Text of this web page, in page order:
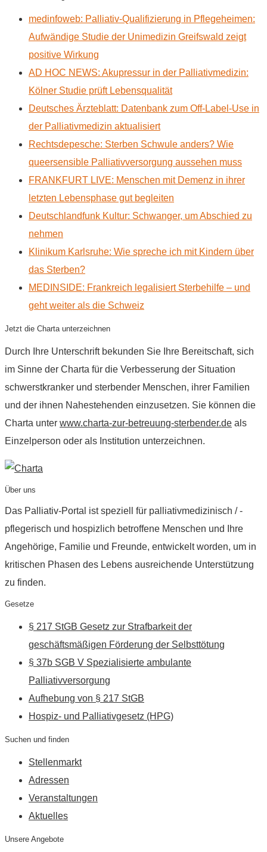
medinfoweb: Palliativ-Qualifizierung in Pflegeheimen:
Aufwändige Studie der Unimedizin Greifswald zeigt
positive Wirkung
AD HOC NEWS: Akupressur in der Palliativmedizin:
Kölner Studie prüft Lebensqualität
Deutsches Ärzteblatt: Datenbank zum Off-Label-Use in
der Palliativmedizin aktualisiert
Rechtsdepesche: Sterben Schwule anders? Wie
queersensible Palliativversorgung aussehen muss
FRANKFURT LIVE: Menschen mit Demenz in ihrer
letzten Lebensphase gut begleiten
Deutschlandfunk Kultur: Schwanger, um Abschied zu
nehmen
Klinikum Karlsruhe: Wie spreche ich mit Kindern über
das Sterben?
MEDINSIDE: Frankreich legalisiert Sterbehilfe – und
geht weiter als die Schweiz
Jetzt die Charta unterzeichnen
Durch Ihre Unterschrift bekunden Sie Ihre Bereitschaft, sich
im Sinne der Charta für die Verbesserung der Situation
schwerstkranker und sterbender Menschen, ihrer Familien
und der ihnen Nahestehenden einzusetzen. Sie können die
Charta unter www.charta-zur-betreuung-sterbender.de als
Einzelperson oder als Institution unterzeichnen.
Über uns
Das Palliativ-Portal ist speziell für palliativmedizinisch / -
pflegerisch und hospizlich betroffene Menschen und Ihre
Angehörige, Familie und Freunde, entwickelt worden, um in
kritischen Phasen des Lebens ausreichende Unterstützung
zu finden.
Gesetze
§ 217 StGB Gesetz zur Strafbarkeit der
geschäftsmäßigen Förderung der Selbsttötung
§ 37b SGB V Spezialisierte ambulante
Palliativversorgung
Aufhebung von § 217 StGB
Hospiz- und Palliativgesetz (HPG)
Suchen und finden
Stellenmarkt
Adressen
Veranstaltungen
Aktuelles
Unsere Angebote